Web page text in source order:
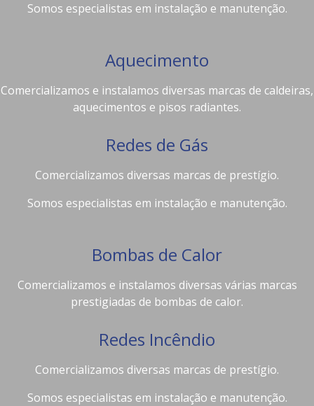
Somos especialistas em instalação e manutenção.
Aquecimento
Comercializamos e instalamos diversas marcas de caldeiras,
aquecimentos e pisos radiantes.
Redes de Gás
Comercializamos diversas marcas de prestígio.
Somos especialistas em instalação e manutenção.
Bombas de Calor
Comercializamos e instalamos diversas várias marcas
prestigiadas de bombas de calor.
Redes Incêndio
Comercializamos diversas marcas de prestígio.
Somos especialistas em instalação e manutenção.